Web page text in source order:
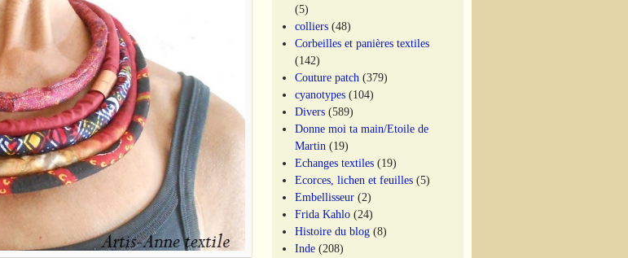
(5)
colliers (48)
Corbeilles et panières textiles
(142)
Couture patch (379)
cyanotypes (104)
Divers (589)
Donne moi ta main/Etoile de
Martin (19)
Echanges textiles (19)
Ecorces, lichen et feuilles (5)
Embellisseur (2)
Frida Kahlo (24)
Histoire du blog (8)
Inde (208)